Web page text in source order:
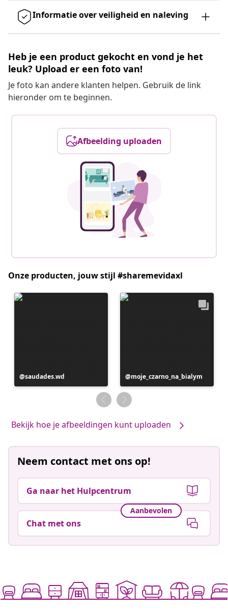
Informatie over veiligheid en naleving
Heb je een product gekocht en vond je het
leuk? Upload er een foto van!
Je foto kan andere klanten helpen. Gebruik de link
hieronder om te beginnen.
Afbeelding uploaden
Onze producten, jouw stijl #sharemevidaxl
Bericht
gepubliceerd
saudades.wd
Bericht
gepubliceerd
door
moje_czarno_na_bialym
Bekijk hoe je afbeeldingen kunt uploaden
Neem contact met ons op!
Ga naar het Hulpcentrum
Aanbevolen
Chat met ons